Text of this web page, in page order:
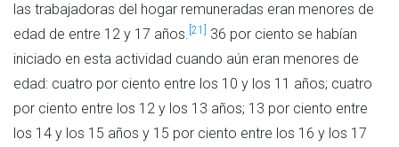
las trabajadoras del hogar remuneradas eran menores de
edad de entre 12 y 17 años. [21]
36 por ciento se habían
iniciado en esta actividad cuando aún eran menores de
edad: cuatro por ciento entre los 10 y los 11 años; cuatro
por ciento entre los 12 y los 13 años; 13 por ciento entre
los 14 y los 15 años y 15 por ciento entre los 16 y los 17